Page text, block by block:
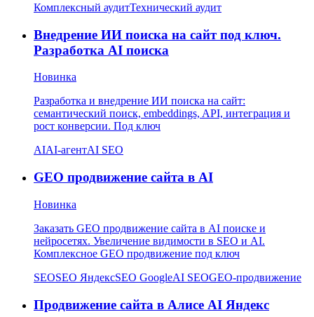
Комплексный аудитТехнический аудит
Внедрение ИИ поиска на сайт под ключ.
Разработка AI поиска
Новинка
Разработка и внедрение ИИ поиска на сайт:
семантический поиск, embeddings, API, интеграция и
рост конверсии. Под ключ
AIAI-агентAI SEO
GEO продвижение сайта в AI
Новинка
Заказать GEO продвижение сайта в AI поиске и
нейросетях. Увеличение видимости в SEO и AI.
Комплексное GEO продвижение под ключ
SEOSEO ЯндексSEO GoogleAI SEOGEO-продвижение
Продвижение сайта в Алисе AI Яндекс